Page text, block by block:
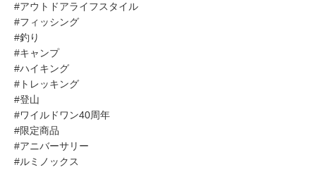
#アウトドアライフスタイル
#フィッシング
#釣り
#キャンプ
#ハイキング
#トレッキング
#登山
#ワイルドワン40周年
#限定商品
#アニバーサリー
#ルミノックス